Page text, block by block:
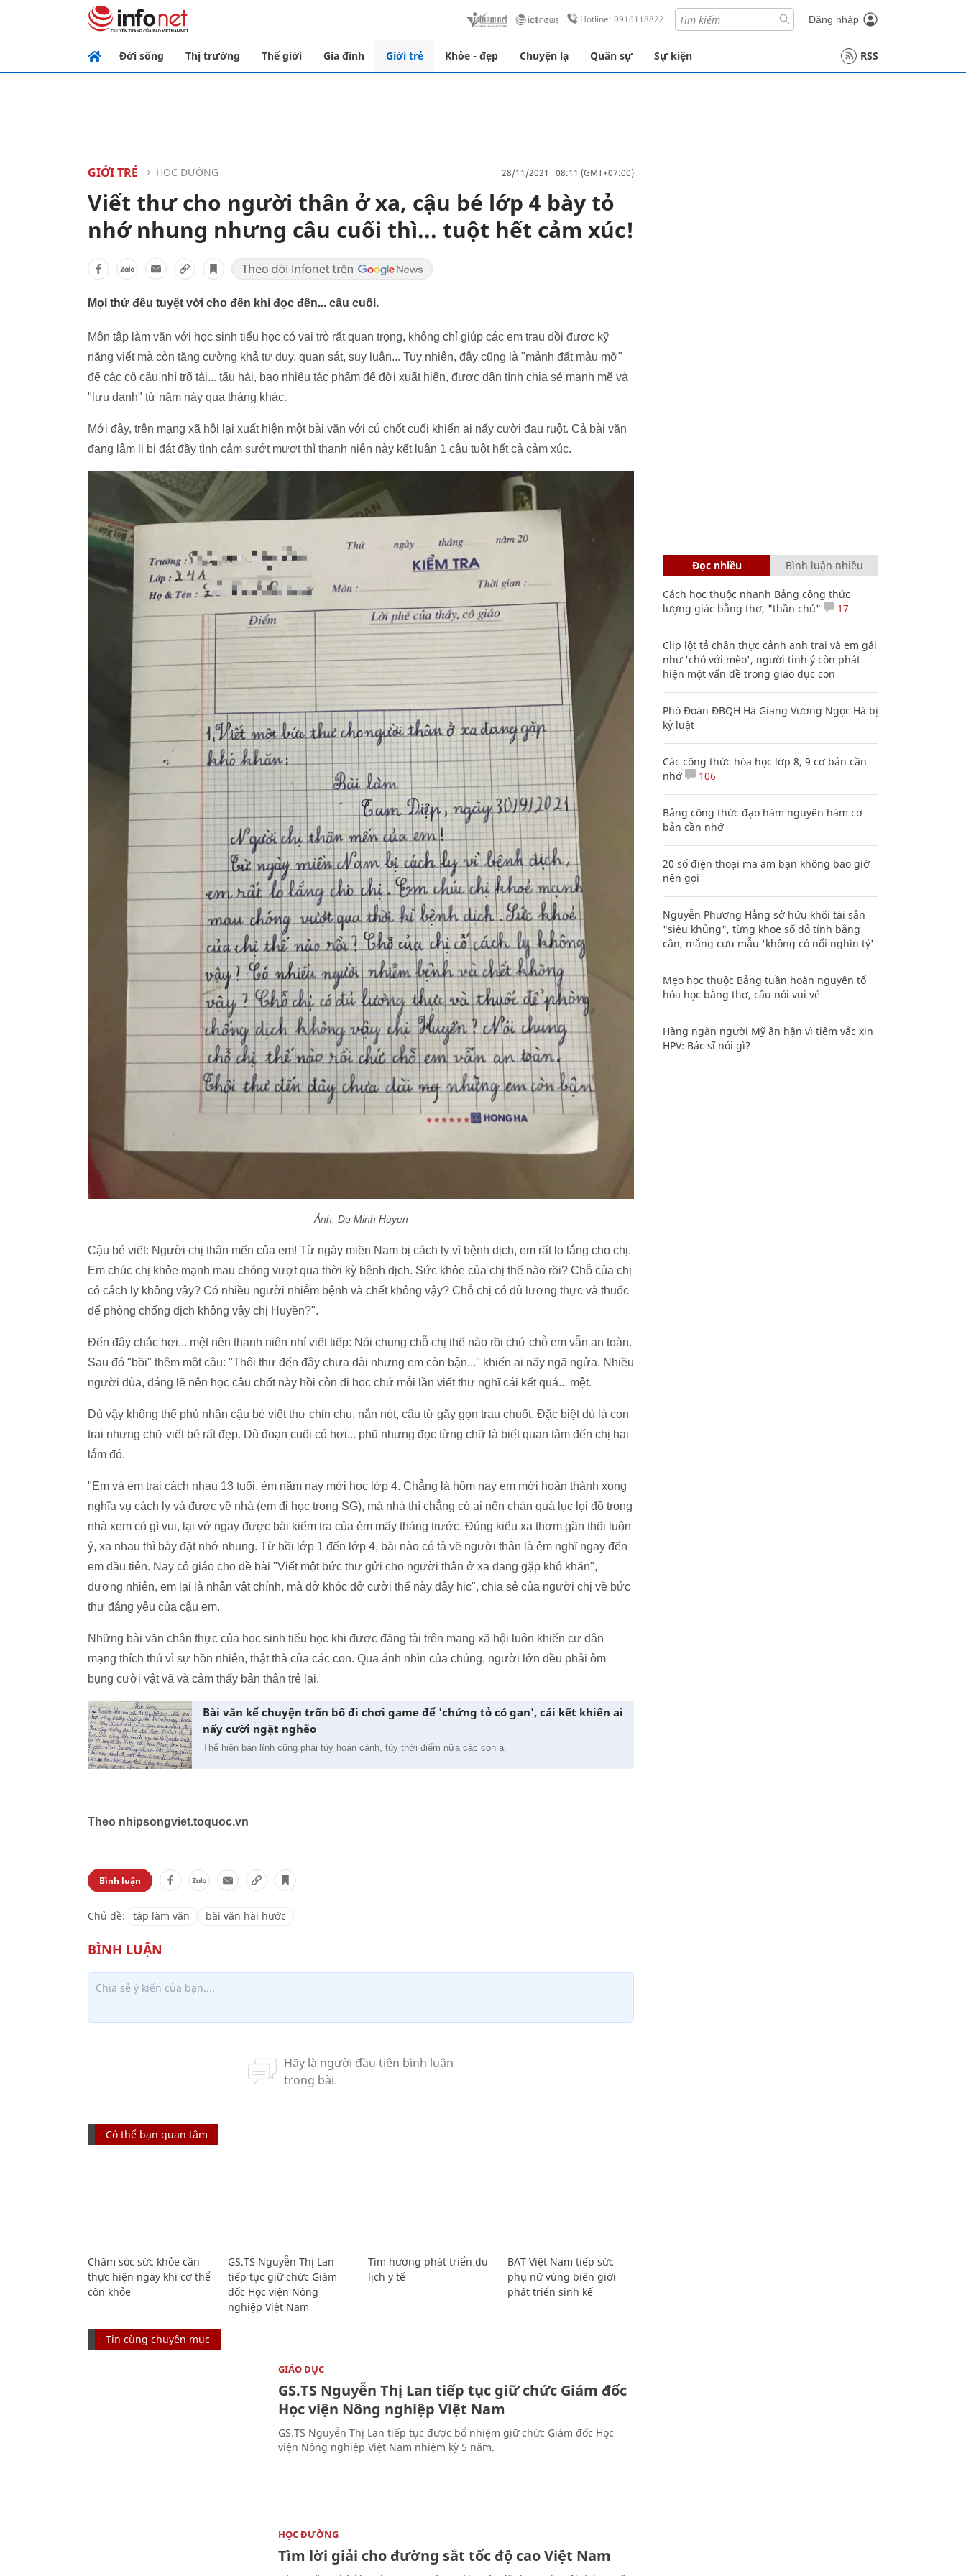
Hotline: 0916118822 Đăng nhập
Đời sống Thị trường Thế giới Gia đình Giới trẻ Khỏe - đẹp Chuyện lạ Quân sự Sự kiện RSS
GIỚI TRẺ HỌC ĐƯỜNG 28/11/2021 08:11 (GMT+07:00)
Viết thư cho người thân ở xa, cậu bé lớp 4 bày tỏ
nhớ nhung nhưng câu cuối thì... tuột hết cảm xúc!
Mọi thứ đều tuyệt vời cho đến khi đọc đến... câu cuối.
Môn tập làm văn với học sinh tiểu học có vai trò rất quan trọng, không chỉ giúp các em trau dồi được kỹ
năng viết mà còn tăng cường khả tư duy, quan sát, suy luận... Tuy nhiên, đây cũng là "mảnh đất màu mỡ"
để các cô cậu nhí trổ tài... tấu hài, bao nhiêu tác phẩm để đời xuất hiện, được dân tình chia sẻ mạnh mẽ và
"lưu danh" từ năm này qua tháng khác.
Mới đây, trên mạng xã hội lại xuất hiện một bài văn với cú chốt cuối khiến ai nấy cười đau ruột. Cả bài văn
đang lâm li bi đát đầy tình cảm sướt mượt thì thanh niên này kết luận 1 câu tuột hết cả cảm xúc.
Ảnh: Do Minh Huyen
Cậu bé viết: Người chị thân mến của em! Từ ngày miền Nam bị cách ly vì bệnh dịch, em rất lo lắng cho chị.
Em chúc chị khỏe mạnh mau chóng vượt qua thời kỳ bệnh dịch. Sức khỏe của chị thế nào rồi? Chỗ của chị
có cách ly không vậy? Có nhiều người nhiễm bệnh và chết không vậy? Chỗ chị có đủ lương thực và thuốc
để phòng chống dịch không vậy chị Huyền?".
Đến đây chắc hơi... mệt nên thanh niên nhí viết tiếp: Nói chung chỗ chị thế nào rồi chứ chỗ em vẫn an toàn.
Sau đó "bồi" thêm một câu: "Thôi thư đến đây chưa dài nhưng em còn bận..." khiến ai nấy ngã ngửa. Nhiều
người đùa, đáng lẽ nên học câu chốt này hồi còn đi học chứ mỗi lần viết thư nghĩ cái kết quá... mệt.
Dù vậy không thể phủ nhận cậu bé viết thư chỉn chu, nắn nót, câu từ gãy gọn trau chuốt. Đặc biệt dù là con
trai nhưng chữ viết bé rất đẹp. Dù đoạn cuối có hơi... phũ nhưng đọc từng chữ là biết quan tâm đến chị hai
lắm đó.
"Em và em trai cách nhau 13 tuổi, ẻm năm nay mới học lớp 4. Chẳng là hôm nay em mới hoàn thành xong
nghĩa vụ cách ly và được về nhà (em đi học trong SG), mà nhà thì chẳng có ai nên chán quá lục lọi đồ trong
nhà xem có gì vui, lại vớ ngay được bài kiểm tra của ẻm mấy tháng trước. Đúng kiểu xa thơm gần thối luôn
ý, xa nhau thì bày đặt nhớ nhung. Từ hồi lớp 1 đến lớp 4, bài nào có tả về người thân là ẻm nghĩ ngay đến
em đầu tiên. Nay cô giáo cho đề bài "Viết một bức thư gửi cho người thân ở xa đang gặp khó khăn",
đương nhiên, em lại là nhân vật chính, mà dở khóc dở cười thế này đây hic", chia sẻ của người chị về bức
thư đáng yêu của cậu em.
Những bài văn chân thực của học sinh tiểu học khi được đăng tải trên mạng xã hội luôn khiến cư dân
mạng thích thú vì sự hồn nhiên, thật thà của các con. Qua ánh nhìn của chúng, người lớn đều phải ôm
bụng cười vật vã và cảm thấy bản thân trẻ lại.
Bài văn kể chuyện trốn bố đi chơi game để 'chứng tỏ có gan', cái kết khiến ai
nấy cười ngặt nghẽo
Thể hiện bản lĩnh cũng phải tùy hoàn cảnh, tùy thời điểm nữa các con ạ.
Theo nhipsongviet.toquoc.vn
Bình luận
Chủ đề: tập làm văn bài văn hài hước
Có thể bạn quan tâm
Chăm sóc sức khỏe cần
thực hiện ngay khi cơ thể
còn khỏe
GS.TS Nguyễn Thị Lan
tiếp tục giữ chức Giám
đốc Học viện Nông
nghiệp Việt Nam
Tìm hướng phát triển du
lịch y tế
BAT Việt Nam tiếp sức
phụ nữ vùng biên giới
phát triển sinh kế
Tin cùng chuyên mục
GIÁO DỤC
GS.TS Nguyễn Thị Lan tiếp tục giữ chức Giám đốc
Học viện Nông nghiệp Việt Nam
GS.TS Nguyễn Thị Lan tiếp tục được bổ nhiệm giữ chức Giám đốc Học
viện Nông nghiệp Việt Nam nhiệm kỳ 5 năm.
HỌC ĐƯỜNG
Tìm lời giải cho đường sắt tốc độ cao Việt Nam
Đọc nhiều Bình luận nhiều
Cách học thuộc nhanh Bảng công thức
lượng giác bằng thơ, "thần chú"
17
Clip lột tả chân thực cảnh anh trai và em gái
như 'chó với mèo', người tinh ý còn phát
hiện một vấn đề trong giáo dục con
Phó Đoàn ĐBQH Hà Giang Vương Ngọc Hà bị
kỷ luật
Các công thức hóa học lớp 8, 9 cơ bản cần
nhớ
106
Bảng công thức đạo hàm nguyên hàm cơ
bản cần nhớ
20 số điện thoại ma ám bạn không bao giờ
nên gọi
Nguyễn Phương Hằng sở hữu khối tài sản
"siêu khủng", từng khoe sổ đỏ tính bằng
cân, mắng cựu mẫu 'không có nổi nghìn tỷ'
Mẹo học thuộc Bảng tuần hoàn nguyên tố
hóa học bằng thơ, câu nói vui vẻ
Hàng ngàn người Mỹ ân hận vì tiêm vắc xin
HPV: Bác sĩ nói gì?